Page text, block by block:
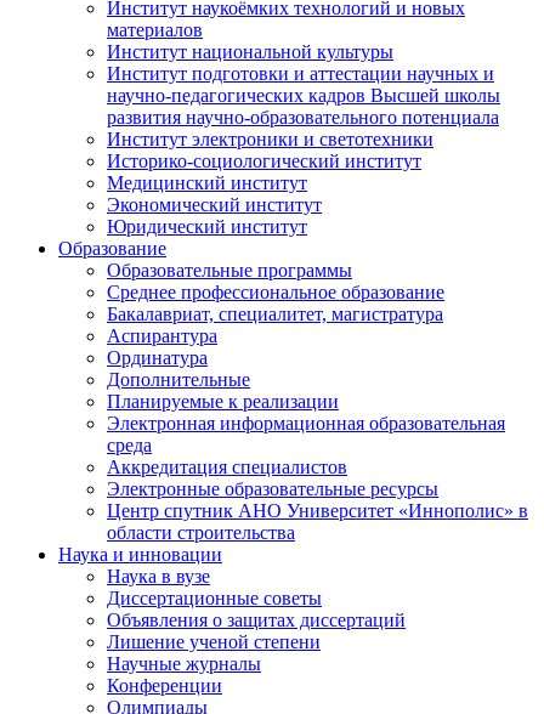
Институт наукоёмких технологий и новых
материалов
Институт национальной культуры
Институт подготовки и аттестации научных и
научно-педагогических кадров Высшей школы
развития научно-образовательного потенциала
Институт электроники и светотехники
Историко-социологический институт
Медицинский институт
Экономический институт
Юридический институт
Образование
Образовательные программы
Среднее профессиональное образование
Бакалавриат, специалитет, магистратура
Аспирантура
Ординатура
Дополнительные
Планируемые к реализации
Электронная информационная образовательная
среда
Аккредитация специалистов
Электронные образовательные ресурсы
Центр спутник АНО Университет «Иннополис» в
области строительства
Наука и инновации
Наука в вузе
Диссертационные советы
Объявления о защитах диссертаций
Лишение ученой степени
Научные журналы
Конференции
Олимпиады